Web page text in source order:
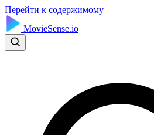
Перейти к содержимому
MovieSense.io